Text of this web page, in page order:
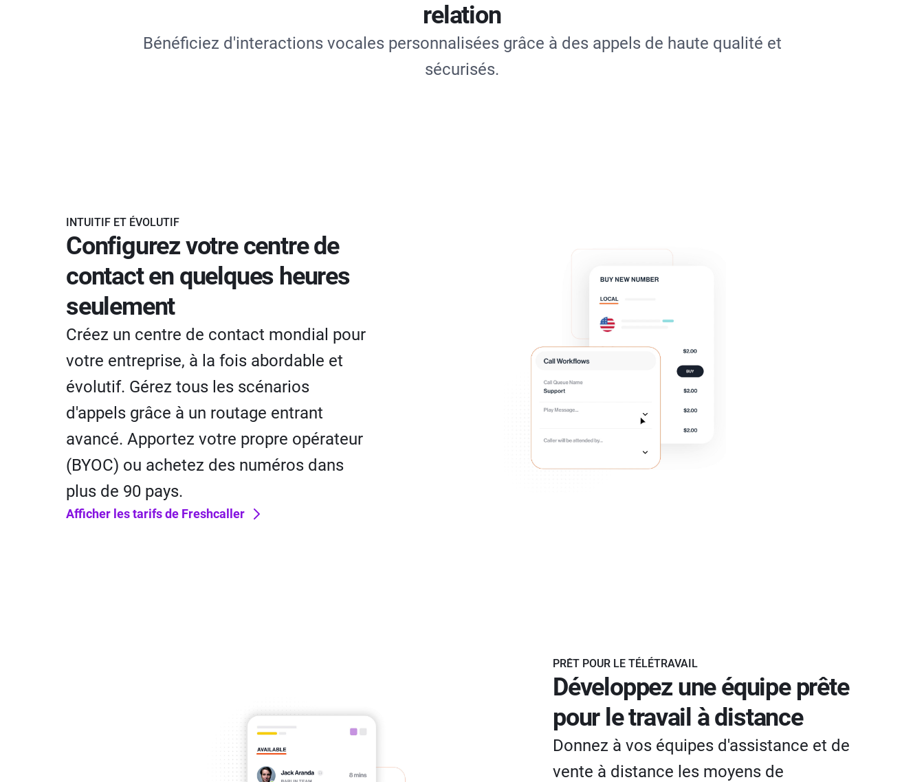
relation
Bénéficiez d'interactions vocales personnalisées grâce à des appels de haute qualité et
sécurisés.
INTUITIF ET ÉVOLUTIF
Configurez votre centre de
contact en quelques heures
seulement
Créez un centre de contact mondial pour
votre entreprise, à la fois abordable et
évolutif. Gérez tous les scénarios
d'appels grâce à un routage entrant
avancé. Apportez votre propre opérateur
(BYOC) ou achetez des numéros dans
plus de 90 pays.
Afficher les tarifs de Freshcaller
PRÊT POUR LE TÉLÉTRAVAIL
Développez une équipe prête
pour le travail à distance
Donnez à vos équipes d'assistance et de
vente à distance les moyens de